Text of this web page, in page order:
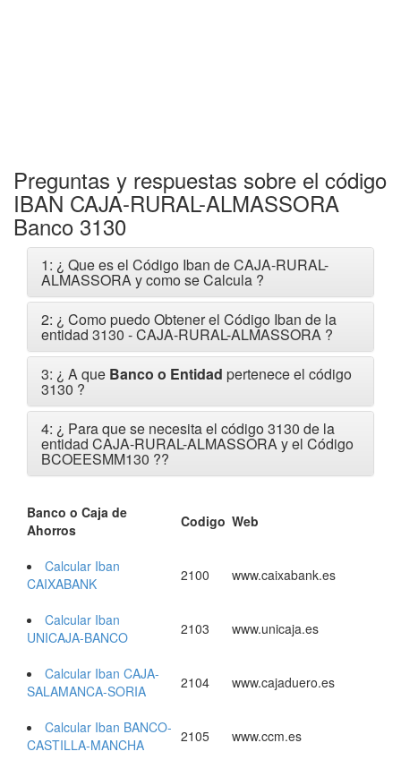
Preguntas y respuestas sobre el código
IBAN CAJA-RURAL-ALMASSORA
Banco 3130
1: ¿ Que es el Código Iban de CAJA-RURAL-
ALMASSORA y como se Calcula ?
2: ¿ Como puedo Obtener el Código Iban de la
entidad 3130 - CAJA-RURAL-ALMASSORA ?
3: ¿ A que Banco o Entidad pertenece el código
3130 ?
4: ¿ Para que se necesita el código 3130 de la
entidad CAJA-RURAL-ALMASSORA y el Código
BCOEESMM130 ??
Banco o Caja de
Ahorros
Codigo Web
Calcular Iban
CAIXABANK
2100 www.caixabank.es
Calcular Iban
UNICAJA-BANCO
2103 www.unicaja.es
Calcular Iban CAJA-
SALAMANCA-SORIA
2104 www.cajaduero.es
Calcular Iban BANCO-
CASTILLA-MANCHA
2105
www.ccm.es